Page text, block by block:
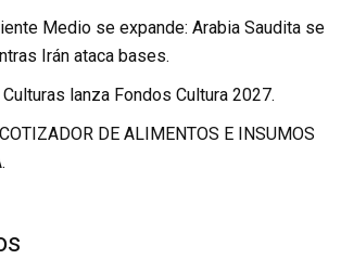
Medio se expande: Arabia Saudita se
Irán ataca bases.
lanza Fondos Cultura 2027.
DE ALIMENTOS E INSUMOS